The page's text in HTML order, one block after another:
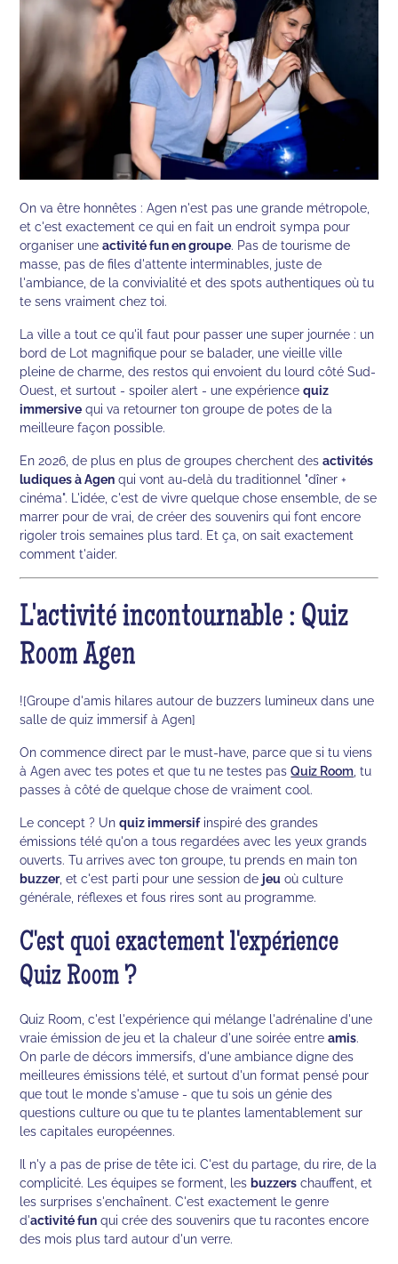
On va être honnêtes : Agen n'est pas une grande métropole,
et c'est exactement ce qui en fait un endroit sympa pour
organiser uneactivité fun en groupe. Pas de tourisme de
masse, pas de files d'attente interminables, juste de
l'ambiance, de la convivialité et des spots authentiques où tu
te sens vraiment chez toi.
La ville a tout ce qu'il faut pour passer une super journée : un
bord de Lot magnifique pour se balader, une vieille ville
pleine de charme, des restos qui envoient du lourd côté Sud-
Ouest, et surtout - spoiler alert - une expériencequiz
immersive qui va retourner ton groupe de potes de la
meilleure façon possible.
En 2026, de plus en plus de groupes cherchent desactivités
ludiques à Agen qui vont au-delà du traditionnel "dîner +
cinéma". L'idée, c'est de vivre quelque chose ensemble, de se
marrer pour de vrai, de créer des souvenirs qui font encore
rigoler trois semaines plus tard. Et ça, on sait exactement
comment t'aider.
L'activité incontournable : Quiz
Room Agen
![Groupe d'amis hilares autour de buzzers lumineux dans une
salle de quiz immersif à Agen]
On commence direct par le must-have, parce que si tu viens
à Agen avec tes potes et que tu ne testes pasQuiz Room , tu
passes à côté de quelque chose de vraiment cool.
Le concept ? Unquiz immersifinspiré des grandes
émissions télé qu'on a tous regardées avec les yeux grands
ouverts. Tu arrives avec ton groupe, tu prends en main ton
buzzer, et c'est parti pour une session de jeu où culture
générale, réflexes et fous rires sont au programme.
C'est quoi exactement l'expérience
Quiz Room ?
Quiz Room, c'est l'expérience qui mélange l'adrénaline d'une
vraie émission de jeu et la chaleur d'une soirée entreamis.
On parle de décors immersifs, d'une ambiance digne des
meilleures émissions télé, et surtout d'un format pensé pour
que tout le monde s'amuse - que tu sois un génie des
questions culture ou que tu te plantes lamentablement sur
les capitales européennes.
Il n'y a pas de prise de tête ici. C'est du partage, du rire, de la
complicité. Les équipes se forment, lesbuzzers chauffent, et
les surprises s'enchaînent. C'est exactement le genre
d'activité fun qui crée des souvenirs que tu racontes encore
des mois plus tard autour d'un verre.